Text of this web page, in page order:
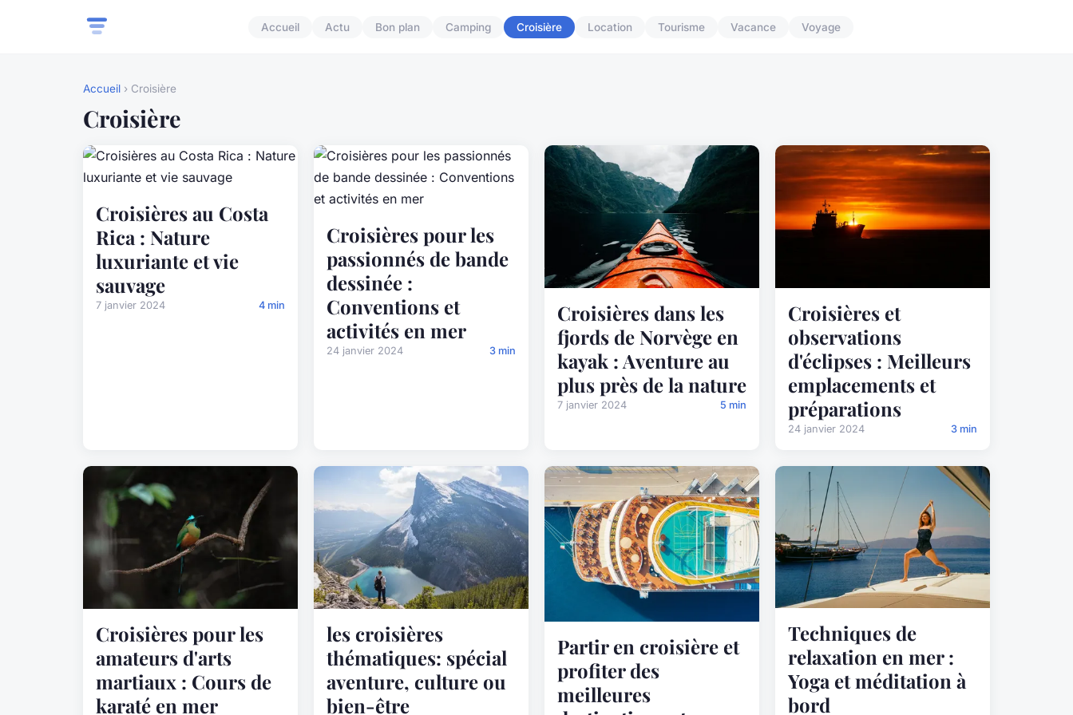
Accueil Actu Bon plan Camping Croisière Location Tourisme Vacance Voyage
Accueil › Croisière
Croisière
Croisières au Costa
Rica : Nature
luxuriante et vie
sauvage
7 janvier 2024 4 min
Croisières pour les
passionnés de bande
dessinée :
Conventions et
activités en mer
24 janvier 2024 3 min
Croisières dans les
fjords de Norvège en
kayak : Aventure au
plus près de la nature
7 janvier 2024 5 min
Croisières et
observations
d'éclipses : Meilleurs
emplacements et
préparations
24 janvier 2024 3 min
Croisières pour les
amateurs d'arts
martiaux : Cours de
karaté en mer
les croisières
thématiques: spécial
aventure, culture ou
bien-être
Partir en croisière et
profiter des
meilleures
Techniques de
relaxation en mer :
Yoga et méditation à
bord